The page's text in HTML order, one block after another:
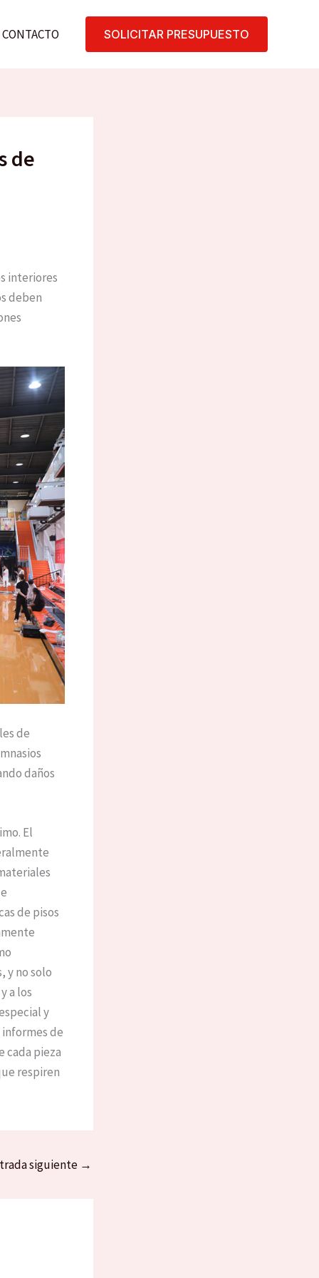
CONTACTO SOLICITAR PRESUPUESTO
de
interiores
deben
de
daños
El
de pisos
y no solo
a los
y
de
cada pieza
respiren
siguiente →